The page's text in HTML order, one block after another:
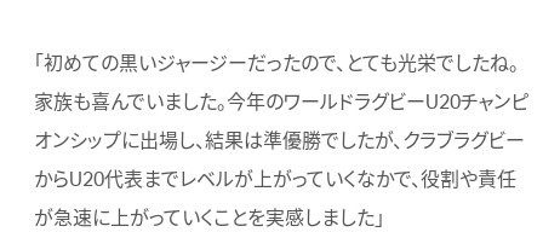
「初めての黒いジャージーだったので、とても光栄でしたね。
家族も喜んでいました。今年のワールドラグビーU20チャンピ
オンシップに出場し、結果は準優勝でしたが、クラブラグビー
からU20代表までレベルが上がっていくなかで、役割や責任
が急速に上がっていくことを実感しました」